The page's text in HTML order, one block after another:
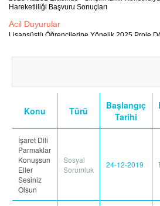
Hareketliliği Başvuru Sonuçları
Acil Duyurular
Lisansüstü Öğrencilerine Yönelik 2025 Proje
Konu Türü
Başlangıç
Tarihi
İşaret Dili
Parmaklar
Konuşsun
Eller
Sesiniz
Olsun
Sosyal
Sorumluk
24-12-2019